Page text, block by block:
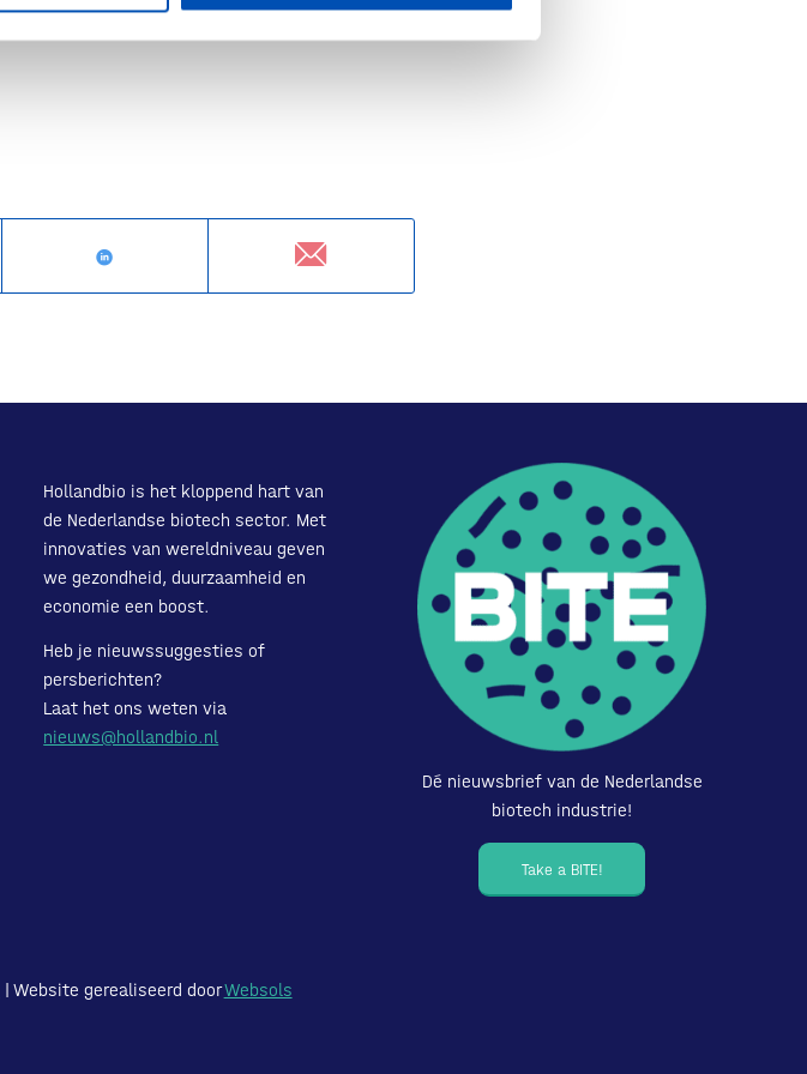
Hollandbio is het kloppend hart van
de Nederlandse biotech sector. Met
innovaties van wereldniveau geven
we gezondheid, duurzaamheid en
economie een boost.
Heb je nieuwssuggesties of
persberichten?
Laat het ons weten via
nieuws@hollandbio.nl
Dé nieuwsbrief van de Nederlandse
biotech industrie!
Take a BITE!
| Website gerealiseerd doorWebsols